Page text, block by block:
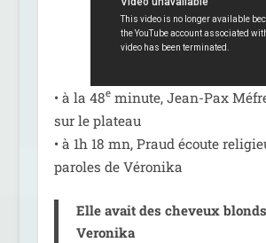
• à la 48eminute, Jean-Pax
sur le pla­teau
• à 1h 18 mn, Praud écoute
paroles de Véronika
Elle avait des che­veux
Veronika